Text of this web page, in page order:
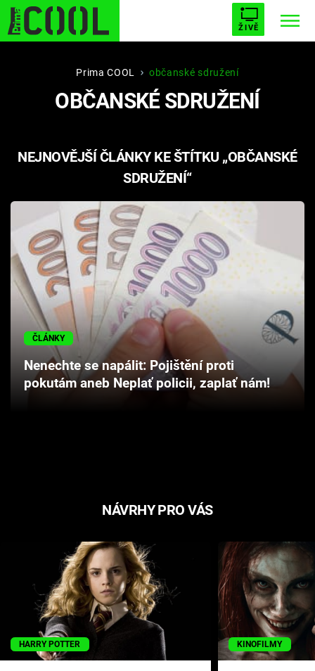
ŽIVĚ
STARHOUSE BUFFY, PŘEMOŽITELKA UPÍRŮ
PLNEJ KOTEL AVENGERS 5
Seriály
Hry
Cool Esport
Pořady
Prima COOL občanské sdružení
OBČANSKÉ SDRUŽENÍ
NEJNOVĚJŠÍ ČLÁNKY KE ŠTÍTKU „OBČANSKÉ
SDRUŽENÍ“
ČLÁNKY
Nenechte se napálit: Pojištění proti
pokutám aneb Neplať policii, zaplať nám!
NÁVRHY PRO VÁS
HARRY POTTER KINOFILMY